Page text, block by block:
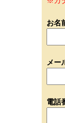
お名
メー
電話